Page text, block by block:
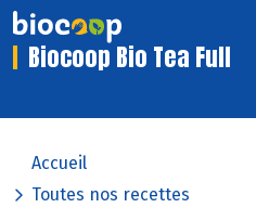
Biocoop Bio Tea Full
Accueil
Toutes nos recettes